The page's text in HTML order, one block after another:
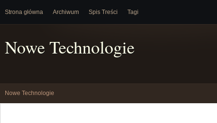
Strona główna Archiwum Spis Treści Tagi
Nowe Technologie
Nowe Technologie